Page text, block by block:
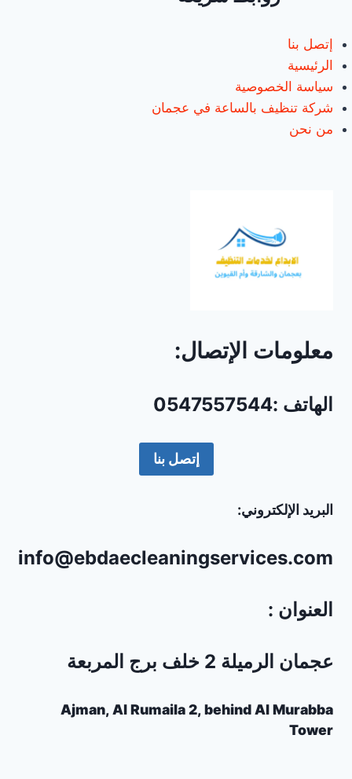
إتصل بنا
الرئيسية
سياسة الخصوصية
شركة تنظيف بالساعة في عجمان
من نحن
معلومات الإتصال:
الهاتف :0547557544
إتصل بنا
البريد الإلكتروني:
info@ebdaecleaningservices.com
العنوان :
عجمان الرميلة 2 خلف برج المربعة
Ajman, Al Rumaila 2, behind Al Murabba
Tower